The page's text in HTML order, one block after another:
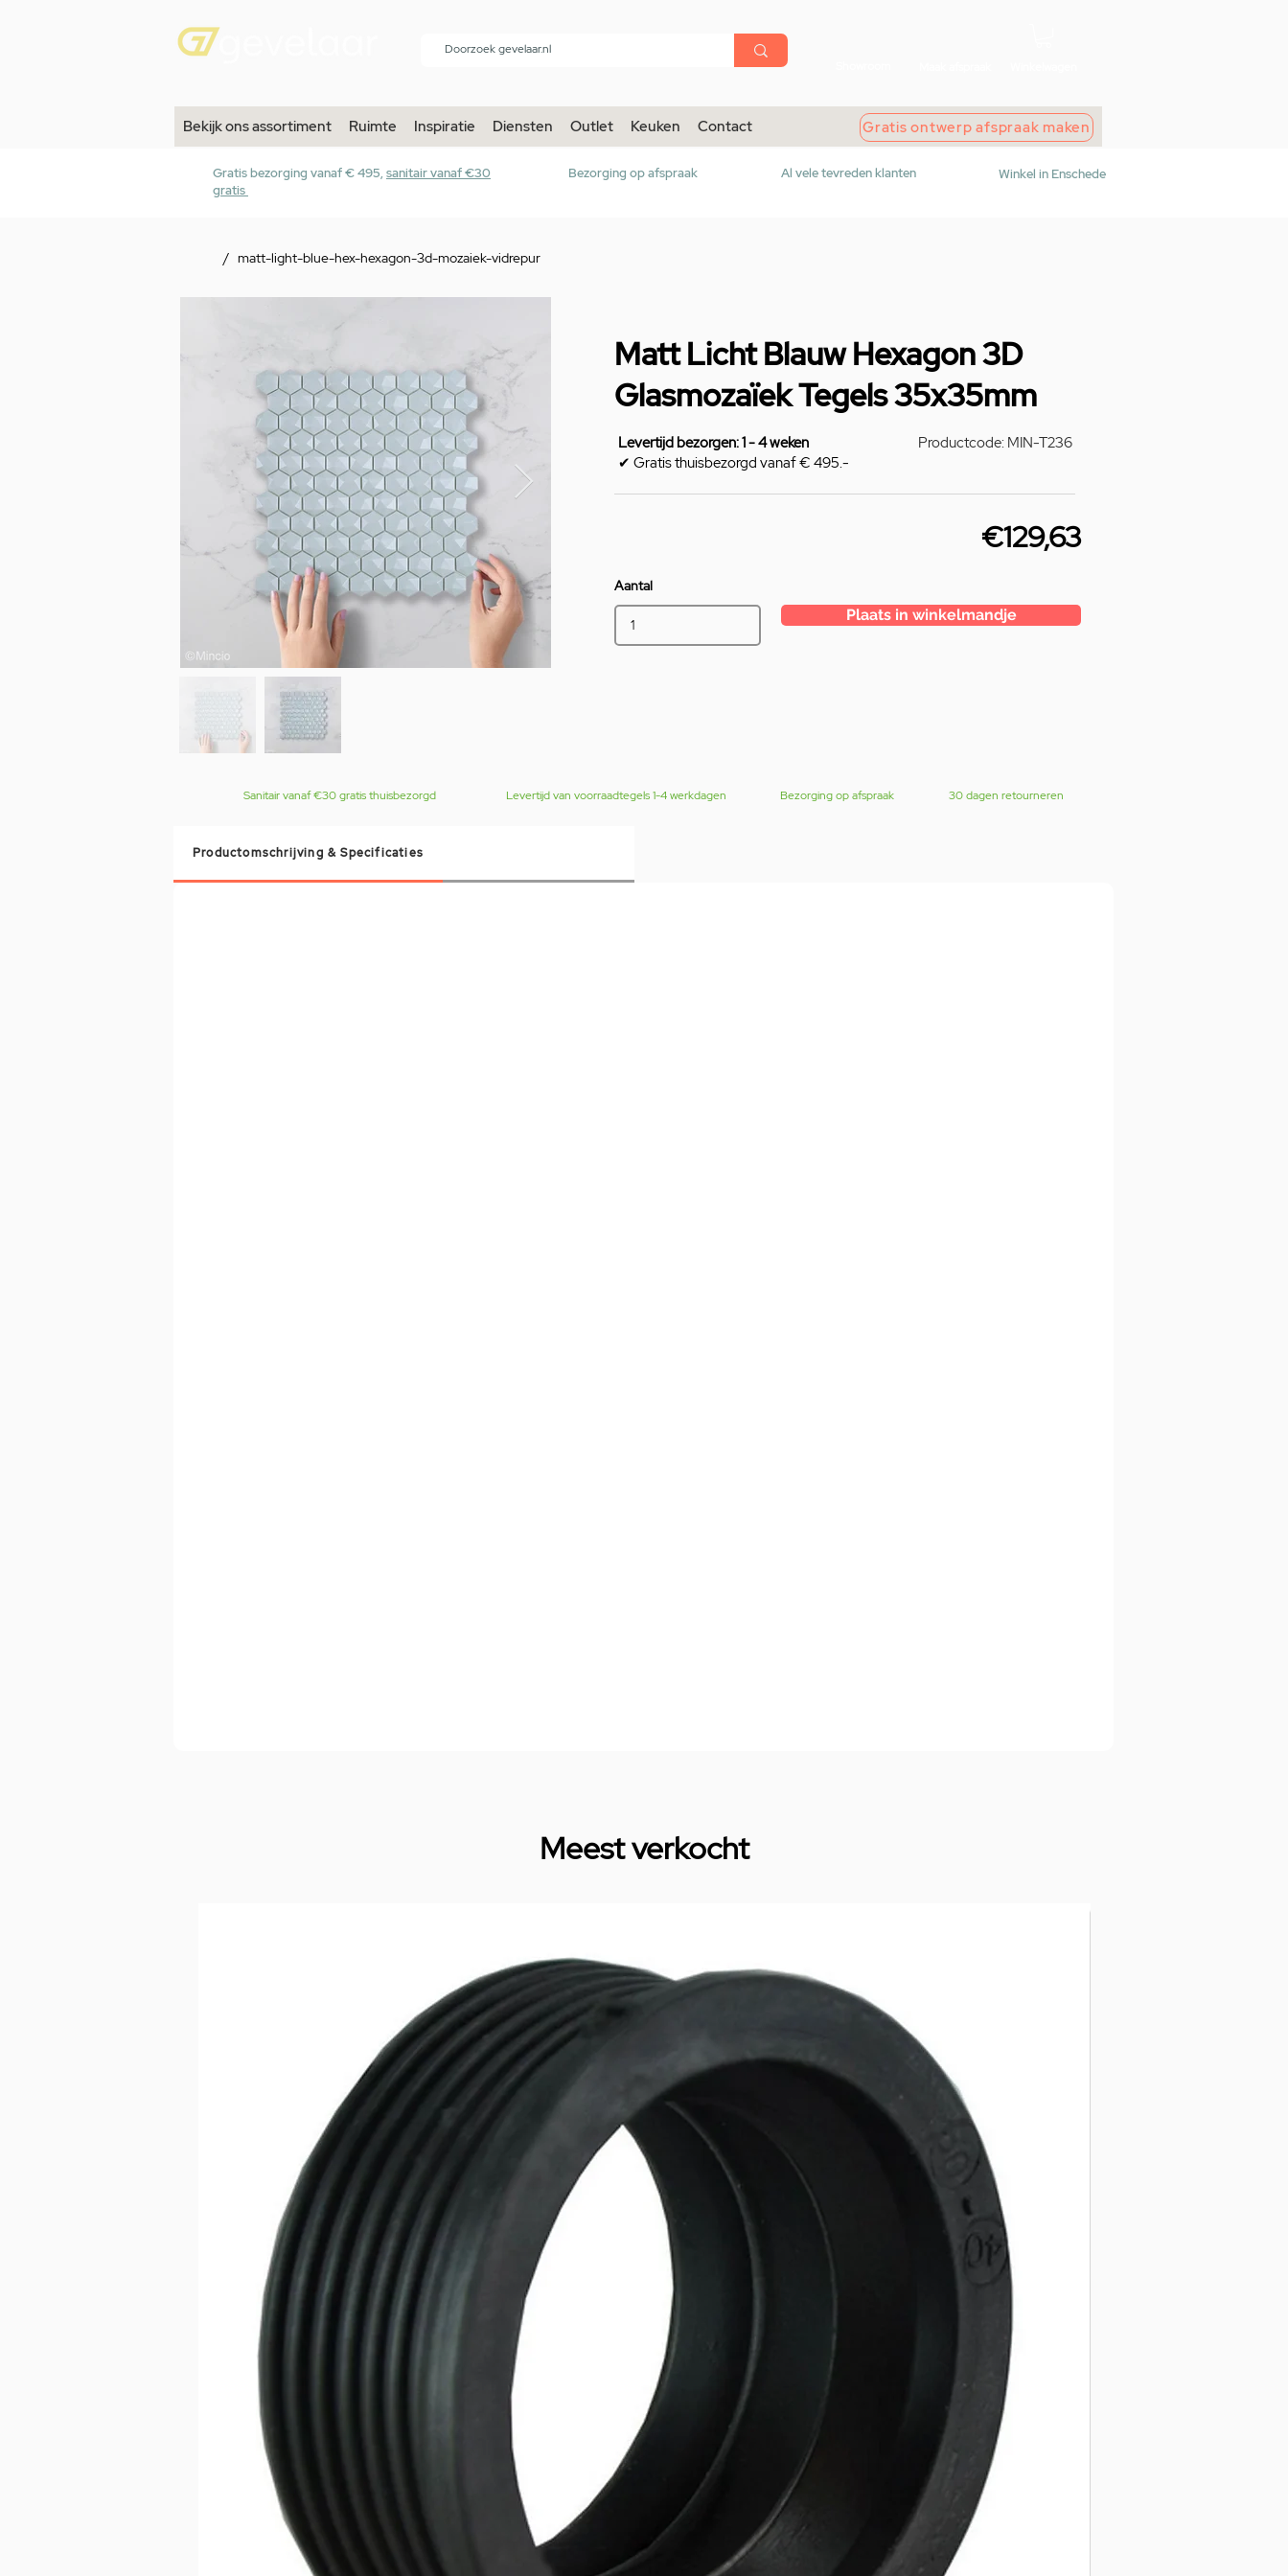
menu
Bekijk ons assortiment Ruimte Inspiratie Diensten Outlet Keuken Contact Gratis ontwerp afspraak maken
Gratis bezorging vanaf € 495, sanitair vanaf €30
gratis
Bezorging op afspraak Al vele tevreden klanten Winkel in Enschede
/ matt-light-blue-hex-hexagon-3d-mozaiek-vidrepur
Matt Licht Blauw Hexagon 3D
Glasmozaïek Tegels 35x35mm
Levertijd bezorgen: 1 - 4 weken
✔ Gratis thuisbezorgd vanaf € 495.-
Productcode: MIN-T236
€129,63
Aantal
Plaats in winkelmandje
Sanitair vanaf €30 gratis thuisbezorgd Levertijd van voorraadtegels 1-4 werkdagen Bezorging op afspraak 30 dagen retourneren
Productomschrijving & Specificaties
Meest verkocht